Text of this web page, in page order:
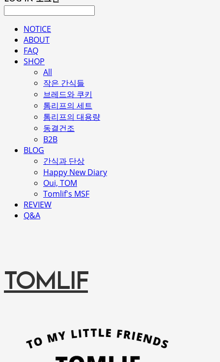
NOTICE
ABOUT
FAQ
SHOP
All
작은 간식들
브레드와 쿠키
톰리프의 세트
톰리프의 대용량
동결건조
B2B
BLOG
간식과 단상
Happy New Diary
Oui, TOM
Tomlif's MSF
REVIEW
Q&A
TOMLIF